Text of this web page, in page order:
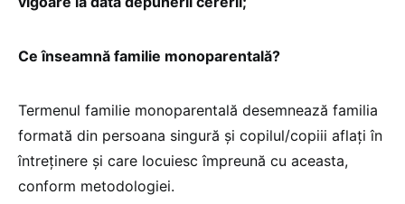
Ce înseamnă familie monoparentală?
Termenul familie monoparentală desemnează familia
formată din persoana singură şi copilul/copiii aflaţi în
întreţinere şi care locuiesc împreună cu aceasta,
conform metodologiei.